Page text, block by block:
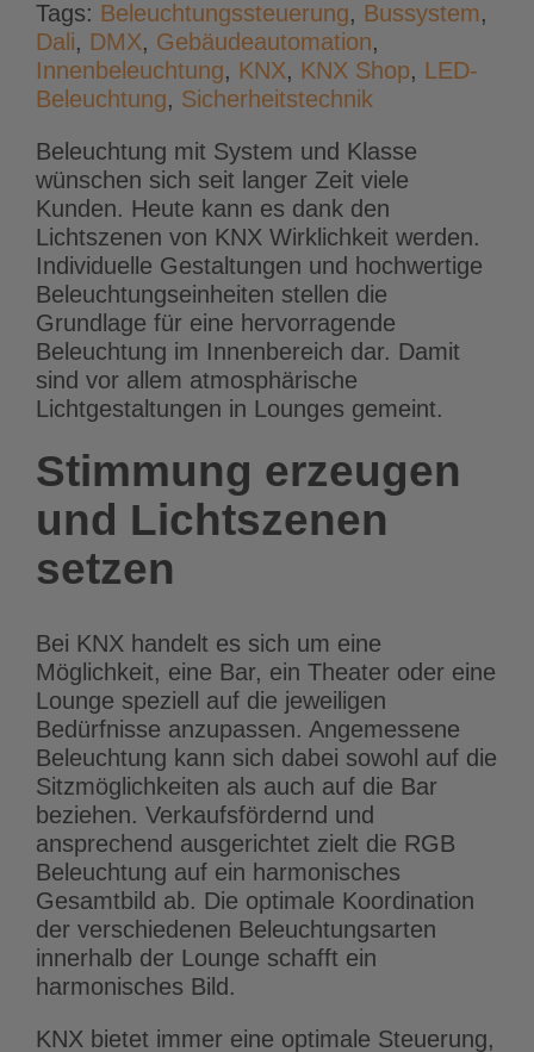
Tags: Beleuchtungssteuerung, Bussystem,
Dali, DMX, Gebäudeautomation,
Innenbeleuchtung, KNX, KNX Shop, LED-
Beleuchtung, Sicherheitstechnik
Beleuchtung mit System und Klasse
wünschen sich seit langer Zeit viele
Kunden. Heute kann es dank den
Lichtszenen von KNX Wirklichkeit werden.
Individuelle Gestaltungen und hochwertige
Beleuchtungseinheiten stellen die
Grundlage für eine hervorragende
Beleuchtung im Innenbereich dar. Damit
sind vor allem atmosphärische
Lichtgestaltungen in Lounges gemeint.
Stimmung erzeugen
und Lichtszenen
setzen
Bei KNX handelt es sich um eine
Möglichkeit, eine Bar, ein Theater oder eine
Lounge speziell auf die jeweiligen
Bedürfnisse anzupassen. Angemessene
Beleuchtung kann sich dabei sowohl auf die
Sitzmöglichkeiten als auch auf die Bar
beziehen. Verkaufsfördernd und
ansprechend ausgerichtet zielt die RGB
Beleuchtung auf ein harmonisches
Gesamtbild ab. Die optimale Koordination
der verschiedenen Beleuchtungsarten
innerhalb der Lounge schafft ein
harmonisches Bild.
KNX bietet immer eine optimale Steuerung,